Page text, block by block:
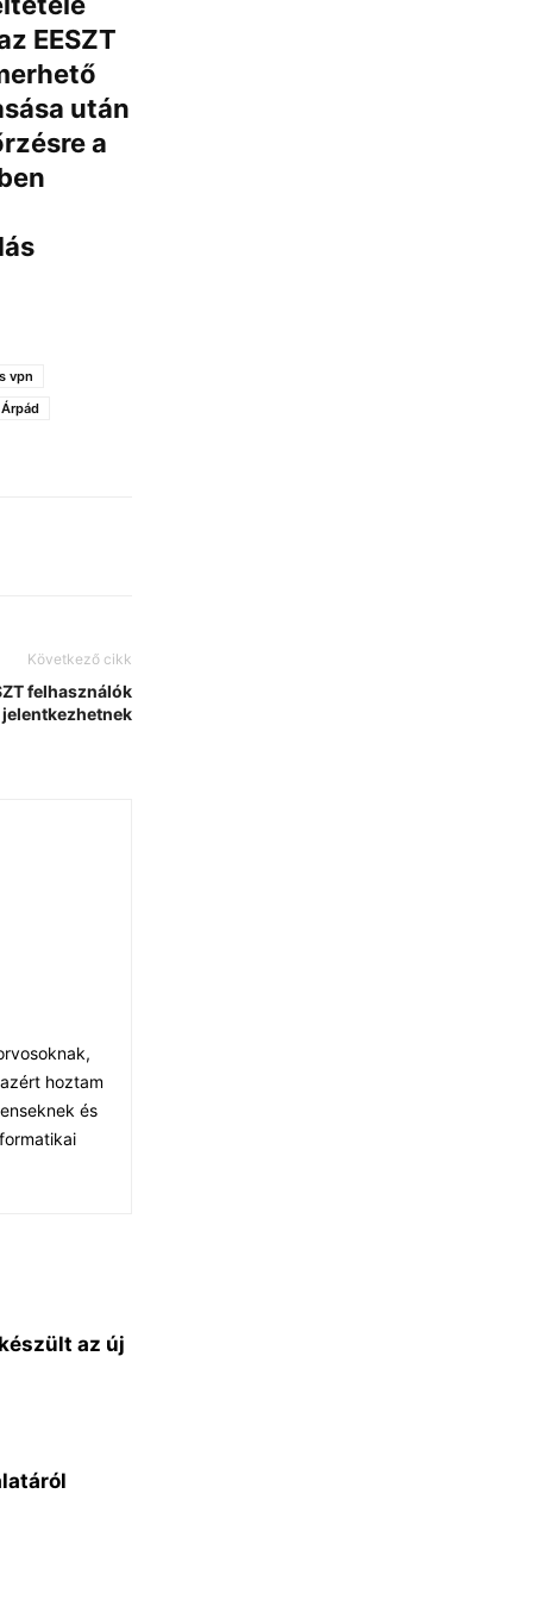
EESZT
után
a
vpn
Következő cikk
felhasználók
hoztam
és
az új